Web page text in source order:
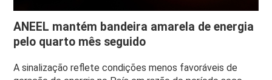
ANEEL mantém bandeira amarela de energia
pelo quarto mês seguido
A sinalização reflete condições menos favoráveis de